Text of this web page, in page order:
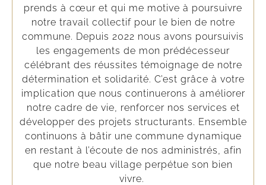
prends à cœur et qui me motive à poursuivre
notre travail collectif pour le bien de notre
commune. Depuis 2022 nous avons poursuivis
les engagements de mon prédécesseur
célébrant des réussites témoignage de notre
détermination et solidarité. C’est grâce à votre
implication que nous continuerons à améliorer
notre cadre de vie, renforcer nos services et
développer des projets structurants. Ensemble
continuons à bâtir une commune dynamique
en restant à l’écoute de nos administrés, afin
que notre beau village perpétue son bien
vivre.